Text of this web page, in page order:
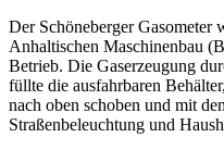
Der Schöneberger
Anhaltischen Maschinenbau
Betrieb. Die Gaserzeugung
füllte die ausfahrbaren
nach oben schoben und mit
Straßenbeleuchtung und